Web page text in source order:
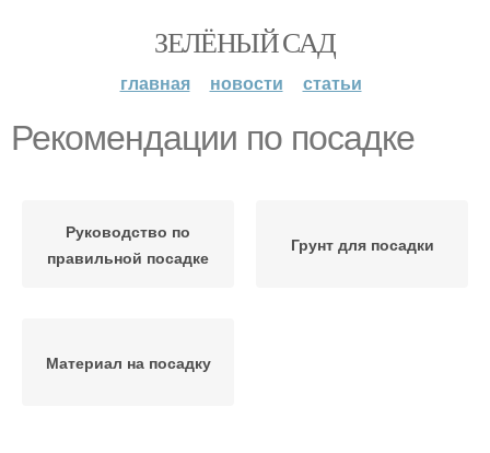
ЗЕЛЁНЫЙ САД
главная новости статьи
Рекомендации по посадке
Руководство по
правильной посадке
Грунт для посадки
Материал на посадку